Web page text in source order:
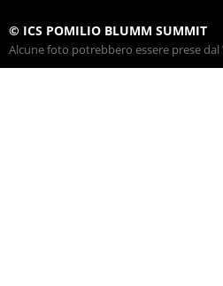
© ICS POMILIO BLUMM SUMMIT
Alcune foto potrebbero essere prese